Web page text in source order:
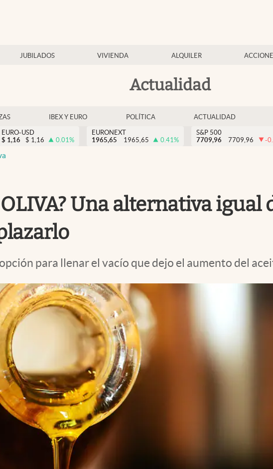
JUBILADOS VIVIENDA ALQUILER
Actualidad
IBEX Y EURO POLÍTICA ACTUALIDAD
EURO-USD
$ 1,16 $ 1,16 0.01%
EURONEXT
1965,65
1965,65 0.41%
S&P 500
7709,96
7709,96 -
Una alternativa igual
para llenar el vacío que dejo el aumento del